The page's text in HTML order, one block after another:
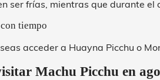
ser frías, mientras que durante
tiempo
acceder a Huayna Picchu o
Machu Picchu en